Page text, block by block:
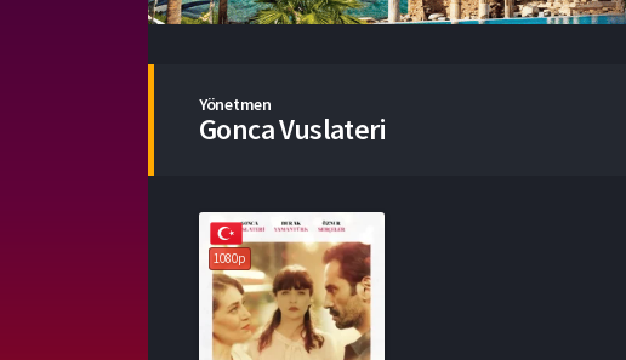
Yönetmen
Gonca Vuslateri
1080p